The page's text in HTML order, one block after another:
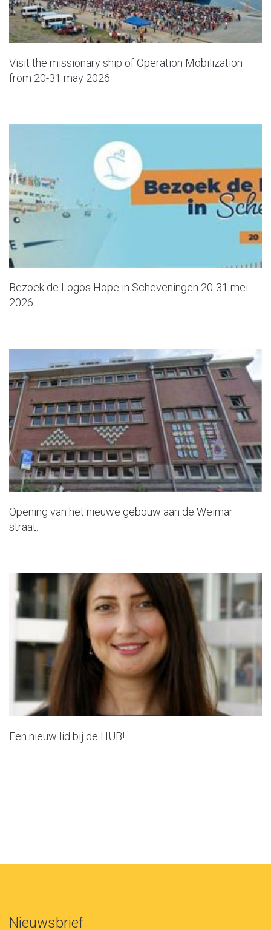
Visit the missionary ship of Operation Mobilization
from 20-31 may 2026
Bezoek de Logos Hope in Scheveningen 20-31 mei
2026
Opening van het nieuwe gebouw aan de Weimar
straat.
Een nieuw lid bij de HUB!
Nieuwsbrief